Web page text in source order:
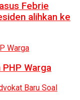
Febrie
alihkan ke
Warga